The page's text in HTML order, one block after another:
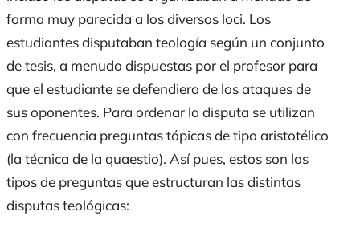
forma muy parecida a los diversos loci. Los
estudiantes disputaban teología según un conjunto
de tesis, a menudo dispuestas por el profesor para
que el estudiante se defendiera de los ataques de
sus oponentes. Para ordenar la disputa se utilizan
con frecuencia preguntas tópicas de tipo aristotélico
(la técnica de la quaestio). Así pues, estos son los
tipos de preguntas que estructuran las distintas
disputas teológicas: